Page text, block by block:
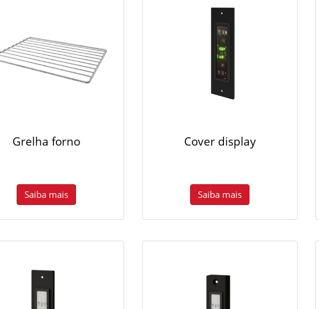
Grelha forno
Saiba mais
Cover display
Saiba mais